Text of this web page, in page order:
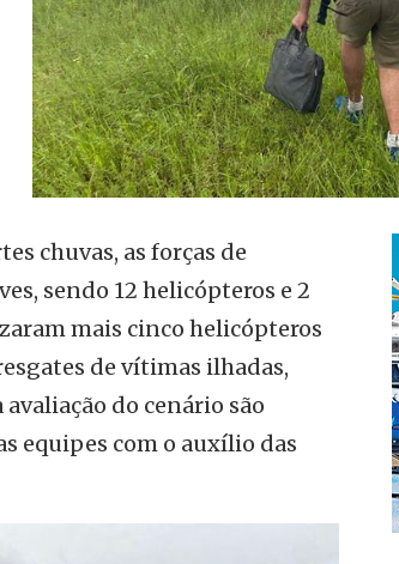
chuvas, as forças de
sendo 12 helicópteros e 2
mais cinco helicópteros
de vítimas ilhadas,
do cenário são
equipes com o auxílio das